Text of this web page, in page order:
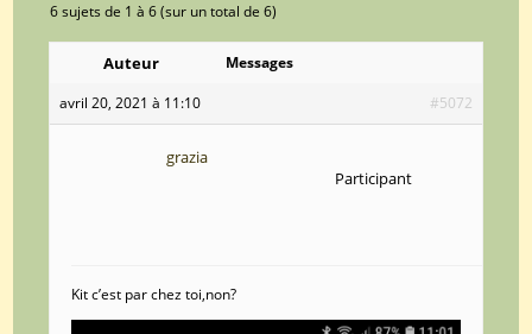
6 sujets de 1 à 6 (sur un total de 6)
Auteur
Messages
avril 20, 2021 à 11:10
#5072
grazia
Participant
Kit c’est par chez toi,non?